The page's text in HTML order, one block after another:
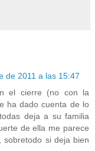
de 2011 a las 15:47
el cierre (no con la
ha dado cuenta de lo
deja a su familia
de ella me parece
sobretodo si deja bien